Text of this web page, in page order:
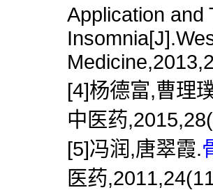
Application and
[4]杨德富,曹理
中医药
[5]冯润,唐翠霞.
医药